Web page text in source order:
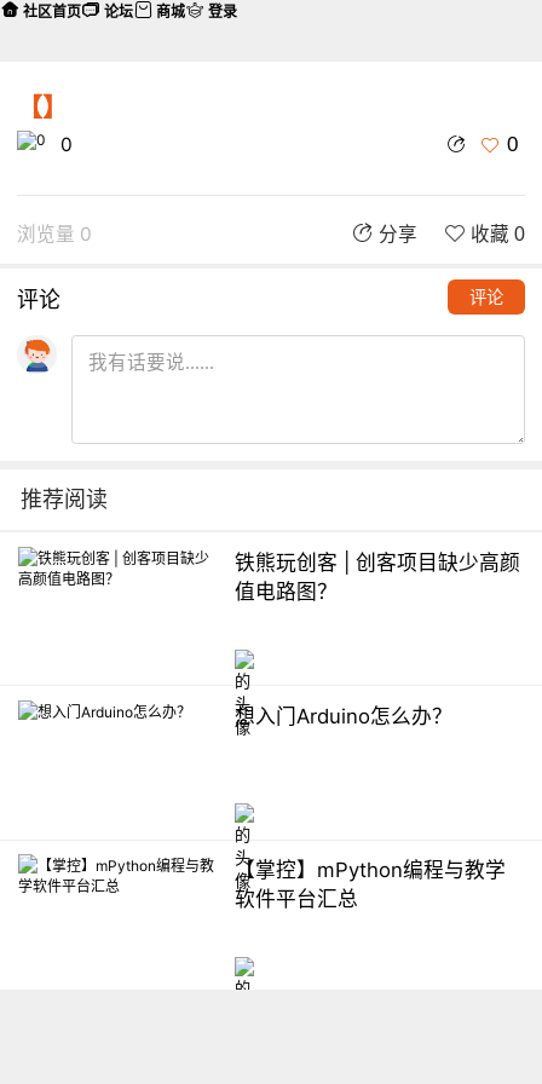
【】
0 0
浏览量 0 分享 收藏 0
评论 评论
推荐阅读
铁熊玩创客 | 创客项目缺少高颜
值电路图？
想入门Arduino怎么办？
【掌控】mPython编程与教学
软件平台汇总
社区首页 论坛 商城 登录